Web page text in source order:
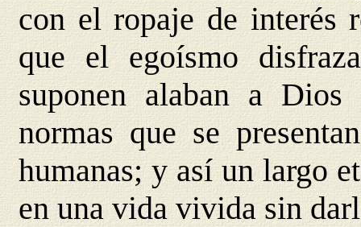
con el ropaje de interés
que el egoísmo
suponen alaban a
normas que se
humanas; y así un largo
en una vida vivida sin